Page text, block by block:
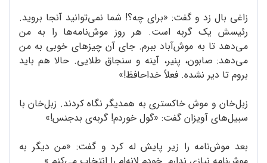
زاغی بال زد و گفت: «برای چه؟! شما نمی‌توانید آنجا بروید.
رئیسش یک گربه است. هر روز موش‌نامه‌ها را به من
می‌دهد تا به موش‌آباد ببرم. جای آن چیزهای خوبی به من
می‌دهد: صابون، پنیر، آینه و سنجاق طلایی. حالا هم باید
بروم تا دیر نشده. فعلاً خداحافظ!»
زبل‌‌خان و موش خاکستری به همدیگر نگاه کردند. زبل‌خان با
سبیل‌های آویزان گفت: «گول خوردم! گربه‌ی بدجنس!»
بعد موش‌نامه را زیر پایش له کرد و گفت: «من دیگر به